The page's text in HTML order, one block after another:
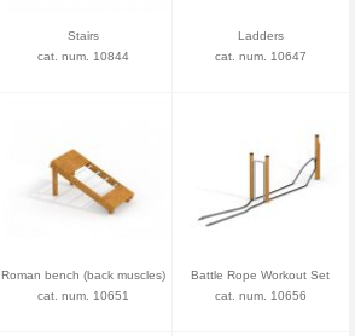
Stairs
cat. num. 10844
Ladders
cat. num. 10647
Roman bench (back muscles)
cat. num. 10651
Battle Rope Workout Set
cat. num. 10656